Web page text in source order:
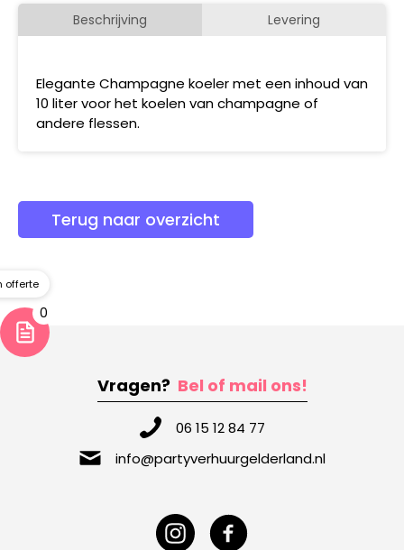
Beschrijving Levering
Elegante Champagne koeler met een inhoud van
10 liter voor het koelen van champagne of
andere flessen.
Terug naar overzicht
Vragen? Bel of mail ons!
06 15 12 84 77
info@partyverhuurgelderland.nl
offerte
0